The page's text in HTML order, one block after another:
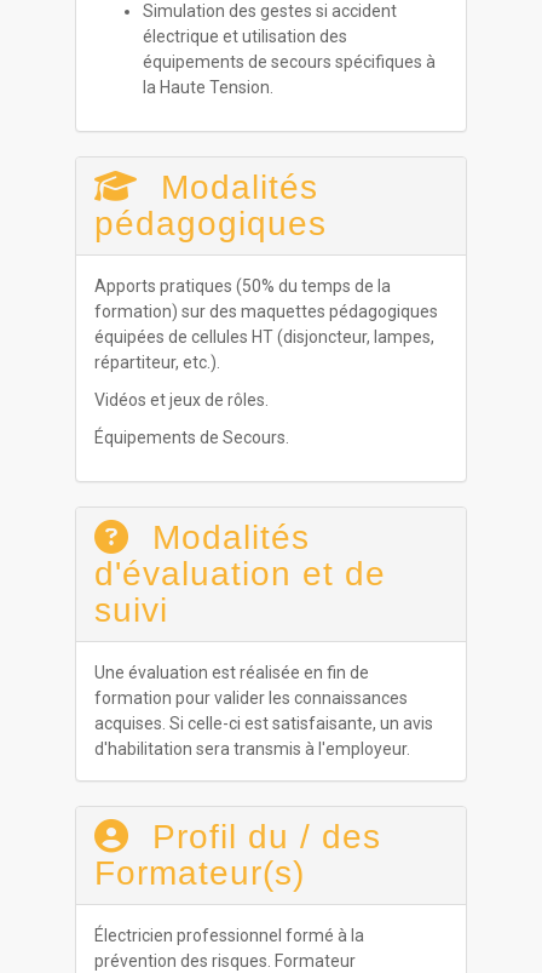
Simulation des gestes si accident
électrique et utilisation des
équipements de secours spécifiques à
la Haute Tension.
Modalités
pédagogiques
Apports pratiques (50% du temps de la
formation) sur des maquettes pédagogiques
équipées de cellules HT (disjoncteur, lampes,
répartiteur, etc.).
Vidéos et jeux de rôles.
Équipements de Secours.
Modalités
d'évaluation et de
suivi
Une évaluation est réalisée en fin de
formation pour valider les connaissances
acquises. Si celle-ci est satisfaisante, un avis
d'habilitation sera transmis à l'employeur.
Profil du / des
Formateur(s)
Électricien professionnel formé à la
prévention des risques. Formateur